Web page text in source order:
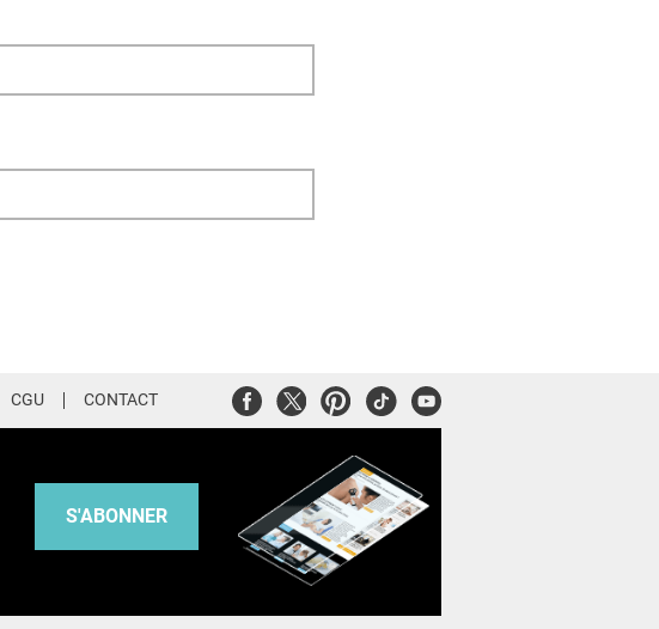
CGU CONTACT FacebookTwitterPinterest
TiktokYoutube
S'ABONNER